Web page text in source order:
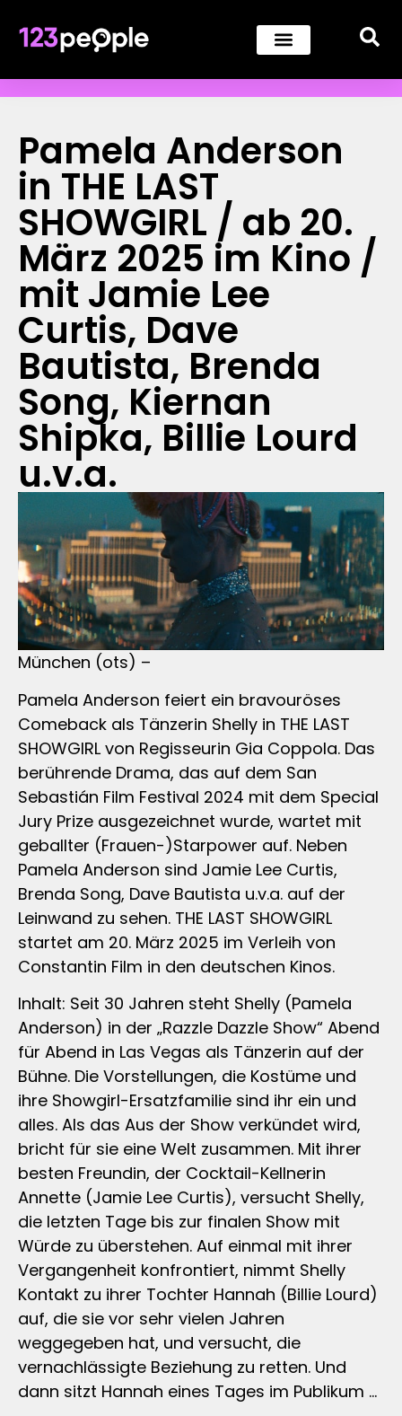
Pamela Anderson
in THE LAST
SHOWGIRL / ab 20.
März 2025 im Kino /
mit Jamie Lee
Curtis, Dave
Bautista, Brenda
Song, Kiernan
Shipka, Billie Lourd
u.v.a.
München (ots) –
Pamela Anderson feiert ein bravouröses
Comeback als Tänzerin Shelly in THE LAST
SHOWGIRL von Regisseurin Gia Coppola. Das
berührende Drama, das auf dem San
Sebastián Film Festival 2024 mit dem Special
Jury Prize ausgezeichnet wurde, wartet mit
geballter (Frauen-)Starpower auf. Neben
Pamela Anderson sind Jamie Lee Curtis,
Brenda Song, Dave Bautista u.v.a. auf der
Leinwand zu sehen. THE LAST SHOWGIRL
startet am 20. März 2025 im Verleih von
Constantin Film in den deutschen Kinos.
Inhalt: Seit 30 Jahren steht Shelly (Pamela
Anderson) in der „Razzle Dazzle Show“ Abend
für Abend in Las Vegas als Tänzerin auf der
Bühne. Die Vorstellungen, die Kostüme und
ihre Showgirl-Ersatzfamilie sind ihr ein und
alles. Als das Aus der Show verkündet wird,
bricht für sie eine Welt zusammen. Mit ihrer
besten Freundin, der Cocktail-Kellnerin
Annette (Jamie Lee Curtis), versucht Shelly,
die letzten Tage bis zur finalen Show mit
Würde zu überstehen. Auf einmal mit ihrer
Vergangenheit konfrontiert, nimmt Shelly
Kontakt zu ihrer Tochter Hannah (Billie Lourd)
auf, die sie vor sehr vielen Jahren
weggegeben hat, und versucht, die
vernachlässigte Beziehung zu retten. Und
dann sitzt Hannah eines Tages im Publikum …